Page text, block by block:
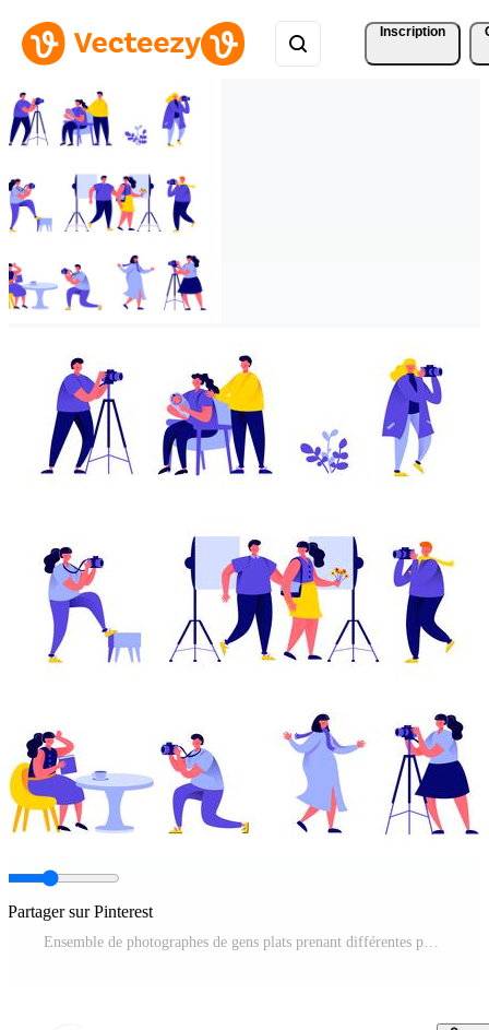
Inscription
Partager sur Pinterest
Ensemble de photographes de gens plats prenant différentes photos Vecteur Pro